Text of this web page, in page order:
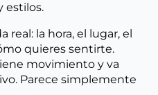
estilos.
real: la hora, el lugar, el
quieres sentirte.
movimiento y va
Parece simplemente